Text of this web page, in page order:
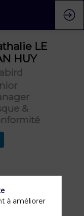
LE
HUY
&
à améliorer